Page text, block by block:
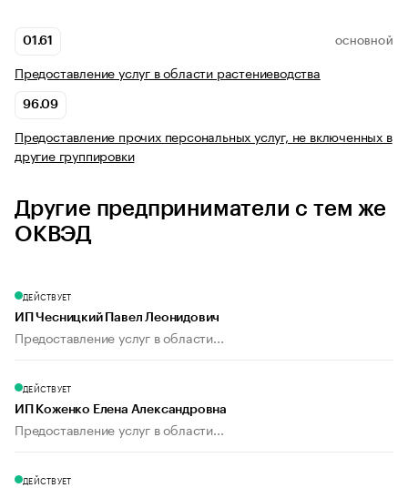
01.61 ОСНОВНОЙ
Предоставление услуг в области растениеводства
96.09
Предоставление прочих персональных услуг, не включенных в
другие группировки
Другие предприниматели с тем же
ОКВЭД
ДЕЙСТВУЕТ
ИП Чесницкий Павел Леонидович
Предоставление услуг в области...
ДЕЙСТВУЕТ
ИП Коженко Елена Александровна
Предоставление услуг в области...
ДЕЙСТВУЕТ